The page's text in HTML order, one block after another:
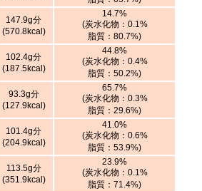
147.9g分
(570.8kcal)
14.7%
(炭水化物：0.1%
脂質：80.7%)
102.4g分
(187.5kcal)
44.8%
(炭水化物：0.4%
脂質：50.2%)
93.3g分
(127.9kcal)
65.7%
(炭水化物：0.3%
脂質：29.6%)
101.4g分
(204.9kcal)
41.0%
(炭水化物：0.6%
脂質：53.9%)
113.5g分
(351.9kcal)
23.9%
(炭水化物：0.1%
脂質：71.4%)